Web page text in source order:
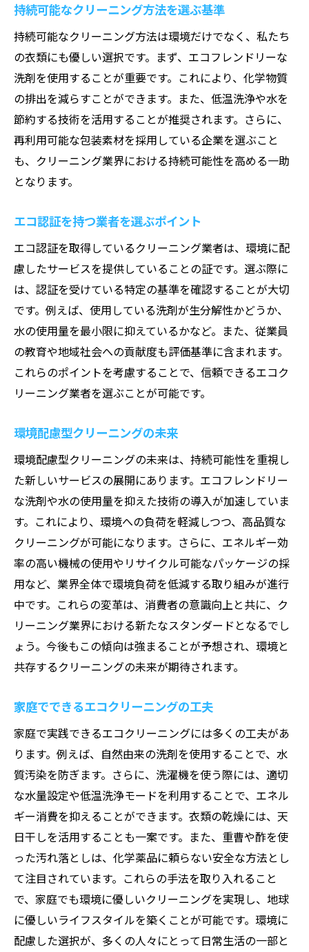
持続可能なクリーニング方法を選ぶ基準
持続可能なクリーニング方法は環境だけでなく、私たち
の衣類にも優しい選択です。まず、エコフレンドリーな
洗剤を使用することが重要です。これにより、化学物質
の排出を減らすことができます。また、低温洗浄や水を
節約する技術を活用することが推奨されます。さらに、
再利用可能な包装素材を採用している企業を選ぶこと
も、クリーニング業界における持続可能性を高める一助
となります。
エコ認証を持つ業者を選ぶポイント
エコ認証を取得しているクリーニング業者は、環境に配
慮したサービスを提供していることの証です。選ぶ際に
は、認証を受けている特定の基準を確認することが大切
です。例えば、使用している洗剤が生分解性かどうか、
水の使用量を最小限に抑えているかなど。また、従業員
の教育や地域社会への貢献度も評価基準に含まれます。
これらのポイントを考慮することで、信頼できるエコク
リーニング業者を選ぶことが可能です。
環境配慮型クリーニングの未来
環境配慮型クリーニングの未来は、持続可能性を重視し
た新しいサービスの展開にあります。エコフレンドリー
な洗剤や水の使用量を抑えた技術の導入が加速していま
す。これにより、環境への負荷を軽減しつつ、高品質な
クリーニングが可能になります。さらに、エネルギー効
率の高い機械の使用やリサイクル可能なパッケージの採
用など、業界全体で環境負荷を低減する取り組みが進行
中です。これらの変革は、消費者の意識向上と共に、ク
リーニング業界における新たなスタンダードとなるでし
ょう。今後もこの傾向は強まることが予想され、環境と
共存するクリーニングの未来が期待されます。
家庭でできるエコクリーニングの工夫
家庭で実践できるエコクリーニングには多くの工夫があ
ります。例えば、自然由来の洗剤を使用することで、水
質汚染を防ぎます。さらに、洗濯機を使う際には、適切
な水量設定や低温洗浄モードを利用することで、エネル
ギー消費を抑えることができます。衣類の乾燥には、天
日干しを活用することも一案です。また、重曹や酢を使
った汚れ落としは、化学薬品に頼らない安全な方法とし
て注目されています。これらの手法を取り入れること
で、家庭でも環境に優しいクリーニングを実現し、地球
に優しいライフスタイルを築くことが可能です。環境に
配慮した選択が、多くの人々にとって日常生活の一部と